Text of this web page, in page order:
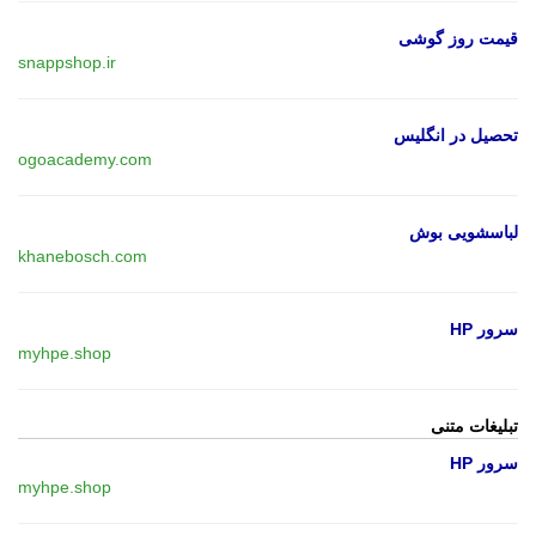
قیمت روز گوشی
snappshop.ir
تحصیل در انگلیس
ogoacademy.com
لباسشویی بوش
khanebosch.com
سرور HP
myhpe.shop
تبلیغات متنی
سرور HP
myhpe.shop